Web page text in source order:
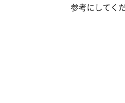
参考にしてく